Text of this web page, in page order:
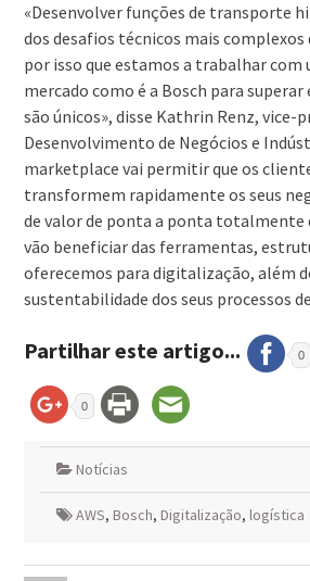
«Desenvolver funções de transporte
dos desafios técnicos mais complexos
por isso que estamos a trabalhar com
mercado como é a Bosch para superar
são únicos», disse Kathrin Renz, vice-
Desenvolvimento de Negócios e
marketplace vai permitir que os
transformem rapidamente os seus
de valor de ponta a ponta totalmente
vão beneficiar das ferramentas,
oferecemos para digitalização, além
sustentabilidade dos seus processos
Partilhar este artigo... 0
0
Notícias
AWS, Bosch, Digitalização, logística